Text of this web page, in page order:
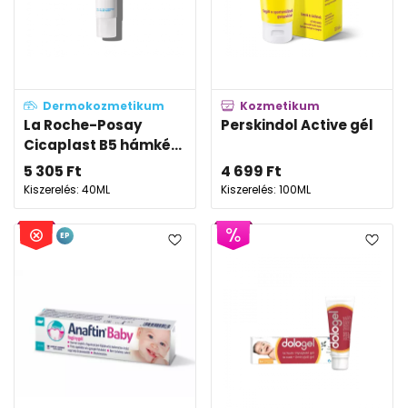
Dermokozmetikum
La Roche-Posay
Cicaplast B5 hámké...
5 305 Ft
Kiszerelés: 40ML
Kozmetikum
Perskindol Active gél
4 699 Ft
Kiszerelés: 100ML
EP